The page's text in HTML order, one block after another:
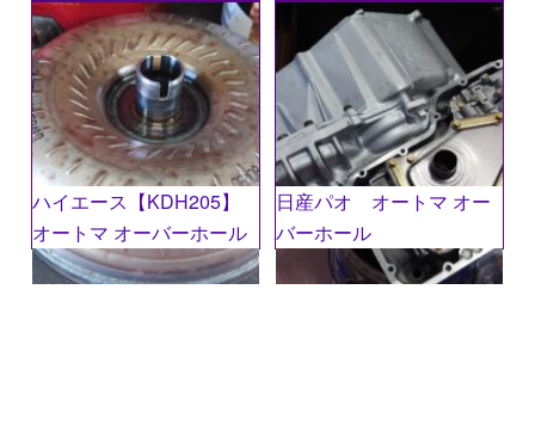
コメント※
名前※
ハイエース【KDH205】
オートマ オーバーホール
日産パオ オートマ オー
バーホール